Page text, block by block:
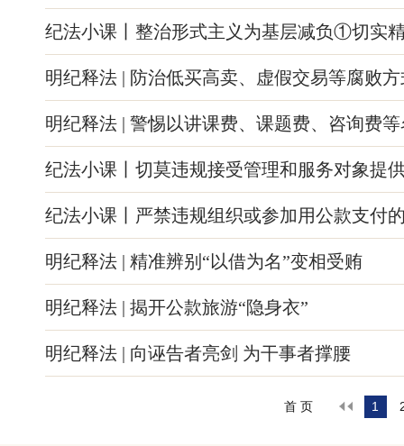
纪法小课丨整治形式主义为基层减负①切实
明纪释法 | 防治低买高卖、虚假交易等腐败
明纪释法 | 警惕以讲课费、课题费、咨询费
纪法小课丨切莫违规接受管理和服务对象提
纪法小课丨严禁违规组织或参加用公款支付
明纪释法 | 精准辨别“以借为名”变相受贿
明纪释法 | 揭开公款旅游“隐身衣”
明纪释法 | 向诬告者亮剑 为干事者撑腰
首 页 1